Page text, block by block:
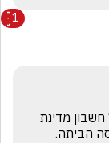
1
הביתה.